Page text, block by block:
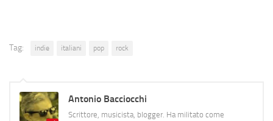
Tag: indie italiani pop rock
Antonio Bacciocchi
Scrittore, musicista, blogger. Ha militato come